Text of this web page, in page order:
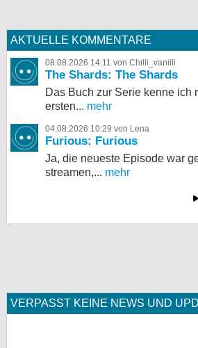
AKTUELLE KOMMENTARE
08.08.2026 14:11 von Chilli_vanilli
The Shards: The Shards
Das Buch zur Serie kenne ich
ersten... mehr
04.08.2026 10:29 von Lena
Furious: Furious
Ja, die neueste Episode war
streamen,... mehr
VERPASST KEINE NEWS UND